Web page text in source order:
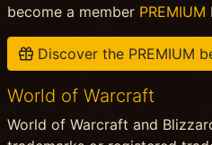
become a member PREMIUM
Discover the PREMIUM
World of Warcraft
World of Warcraft and